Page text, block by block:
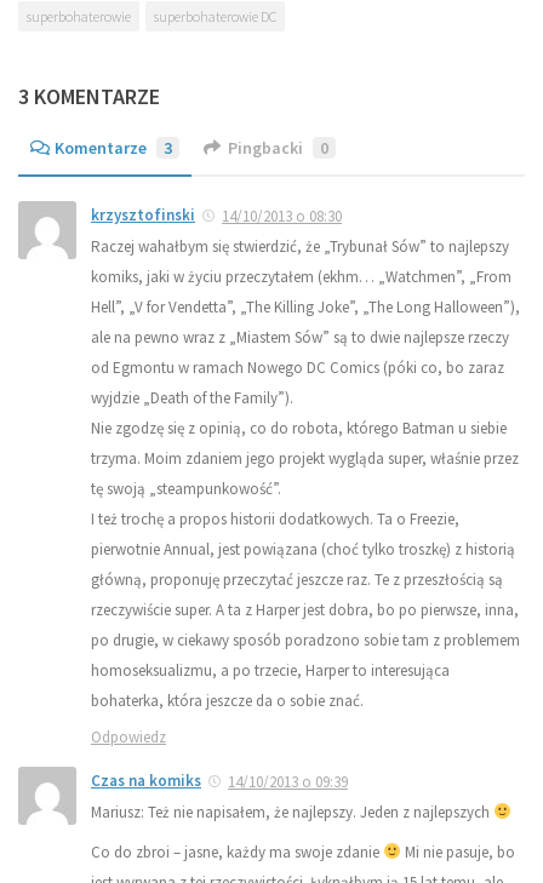
superbohaterowie
superbohaterowie DC
3 KOMENTARZE
Komentarze 3 Pingbacki 0
krzysztofinski
14/10/2013 o 08:30
Raczej wahałbym się stwierdzić, że „Trybunał Sów” to najlepszy
komiks, jaki w życiu przeczytałem (ekhm… „Watchmen”, „From
Hell”, „V for Vendetta”, „The Killing Joke”, „The Long Halloween”),
ale na pewno wraz z „Miastem Sów” są to dwie najlepsze rzeczy
od Egmontu w ramach Nowego DC Comics (póki co, bo zaraz
wyjdzie „Death of the Family”).
Nie zgodzę się z opinią, co do robota, którego Batman u siebie
trzyma. Moim zdaniem jego projekt wygląda super, właśnie przez
tę swoją „steampunkowość”.
I też trochę a propos historii dodatkowych. Ta o Freezie,
pierwotnie Annual, jest powiązana (choć tylko troszkę) z historią
główną, proponuję przeczytać jeszcze raz. Te z przeszłością są
rzeczywiście super. A ta z Harper jest dobra, bo po pierwsze, inna,
po drugie, w ciekawy sposób poradzono sobie tam z problemem
homoseksualizmu, a po trzecie, Harper to interesująca
bohaterka, która jeszcze da o sobie znać.
Odpowiedz
Czas na komiks
14/10/2013 o 09:39
Mariusz: Też nie napisałem, że najlepszy. Jeden z najlepszych
Co do zbroi – jasne, każdy ma swoje zdanie
Mi nie pasuje, bo